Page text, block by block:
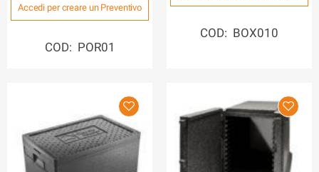
Accedi per creare un Preventivo
COD: POR01
COD: BOX010